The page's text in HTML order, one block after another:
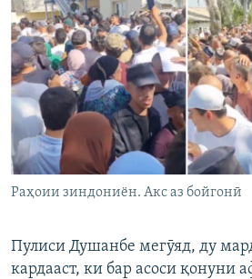
Раҳоии зиндониён. Акс аз бойгонӣ
Пулиси Душанбе мегӯяд, ду
кардааст, ки бар асоси қонуни